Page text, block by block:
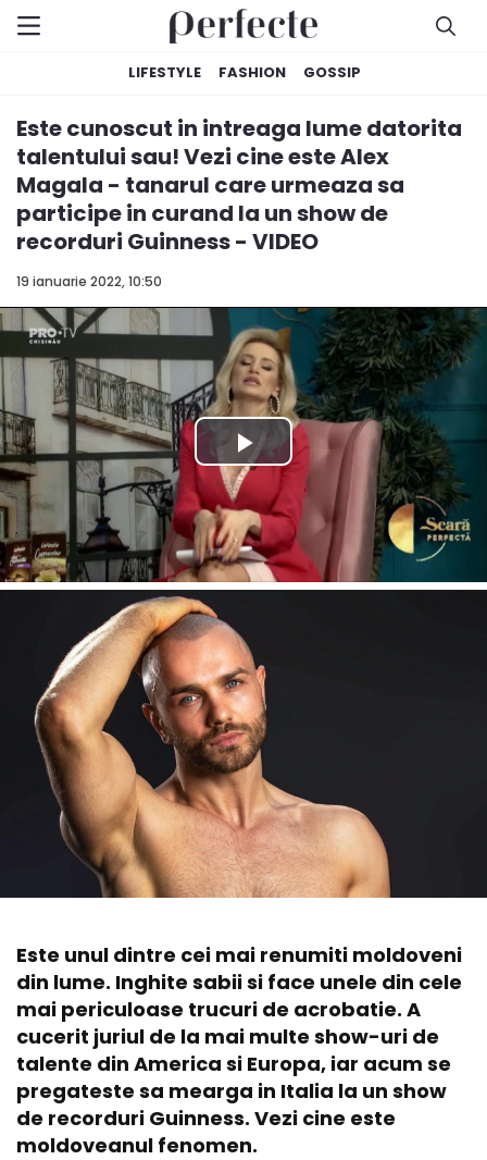
LIFESTYLE FASHION GOSSIP
19 ianuarie 2022, 10:50
Este cunoscut in intreaga lume datorita
talentului sau! Vezi cine este Alex
Magala - tanarul care urmeaza sa
participe in curand la un show de
recorduri Guinness - VIDEO
Este unul dintre cei mai renumiti moldoveni
din lume. Inghite sabii si face unele din cele
mai periculoase trucuri de acrobatie. A
cucerit juriul de la mai multe show-uri de
talente din America si Europa, iar acum se
pregateste sa mearga in Italia la un show
de recorduri Guinness. Vezi cine este
moldoveanul fenomen.